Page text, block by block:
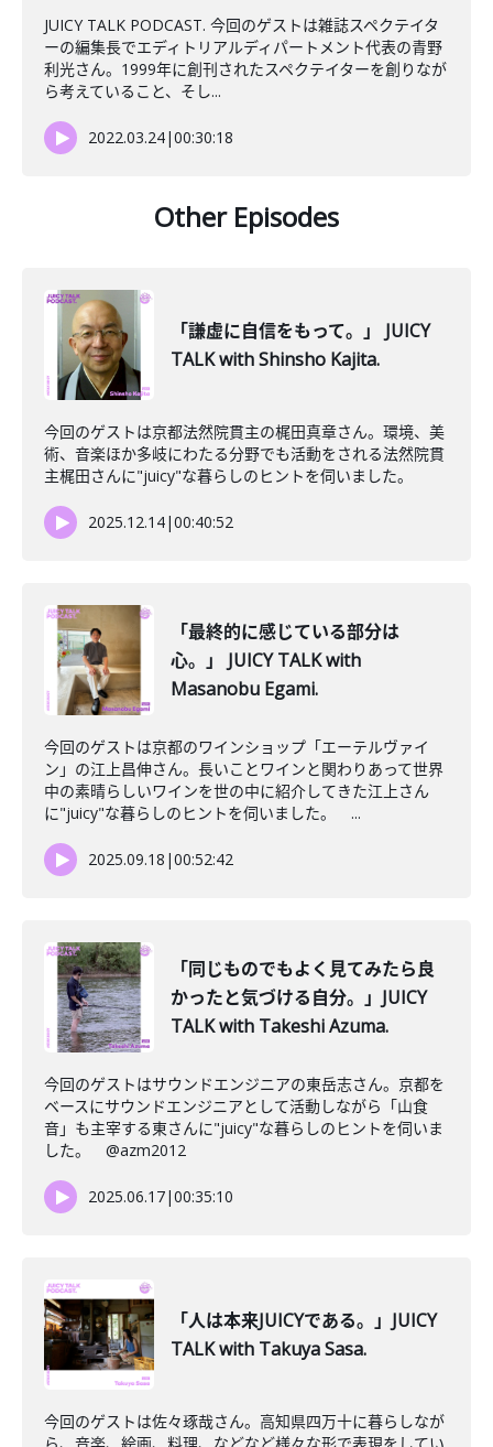
JUICY TALK PODCAST. 今回のゲストは雑誌スペクテイタ
ーの編集長でエディトリアルディパートメント代表の青野
利光さん。1999年に創刊されたスペクテイターを創りなが
ら考えていること、そし...
2022.03.24|00:30:18
Other Episodes
「謙虚に自信をもって。」 JUICY
TALK with Shinsho Kajita.
今回のゲストは京都法然院貫主の梶田真章さん。環境、美
術、音楽ほか多岐にわたる分野でも活動をされる法然院貫
主梶田さんに"juicy"な暮らしのヒントを伺いました。
2025.12.14|00:40:52
「最終的に感じている部分は
心。」 JUICY TALK with
Masanobu Egami.
今回のゲストは京都のワインショップ「エーテルヴァイ
ン」の江上昌伸さん。長いことワインと関わりあって世界
中の素晴らしいワインを世の中に紹介してきた江上さん
に"juicy"な暮らしのヒントを伺いました。 ...
2025.09.18 |00:52:42
「同じものでもよく見てみたら良
かったと気づける自分。」JUICY
TALK with Takeshi Azuma.
今回のゲストはサウンドエンジニアの東岳志さん。京都を
ベースにサウンドエンジニアとして活動しながら「山食
音」も主宰する東さんに"juicy"な暮らしのヒントを伺いま
した。 @azm2012
2025.06.17|00:35:10
「人は本来JUICYである。」JUICY
TALK with Takuya Sasa.
今回のゲストは佐々琢哉さん。高知県四万十に暮らしなが